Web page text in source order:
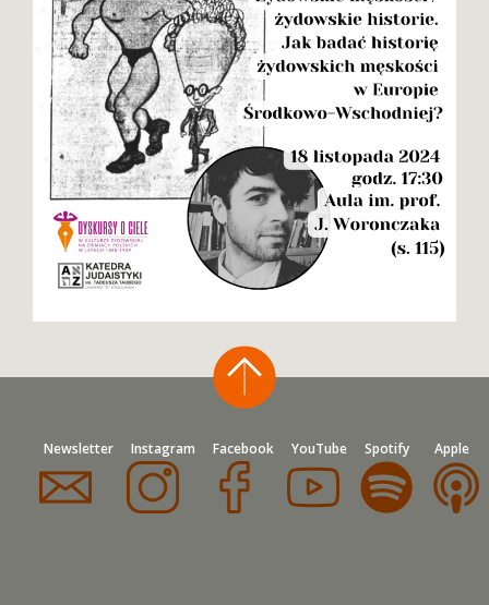
Newsletter Instagram Facebook YouTube Spotify Apple